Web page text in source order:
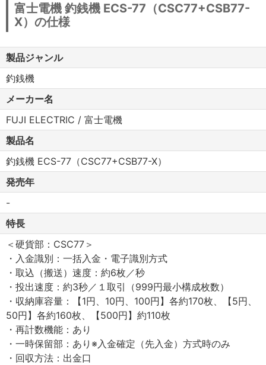
富士電機 釣銭機 ECS-77（CSC77+CSB77-
X）の仕様
製品ジャンル
釣銭機
メーカー名
FUJI ELECTRIC / 富士電機
製品名
釣銭機 ECS-77（CSC77+CSB77-X）
発売年
-
特長
＜硬貨部：CSC77＞
・入金識別：一括入金・電子識別方式
・取込（搬送）速度：約6枚／秒
・投出速度：約3秒／１取引（999円最小構成枚数）
・収納庫容量：【1円、10円、100円】各約170枚、【5円、
50円】各約160枚、【500円】約110枚
・再計数機能：あり
・一時保留部：あり※入金確定（先入金）方式時のみ
・回収方法：出金口